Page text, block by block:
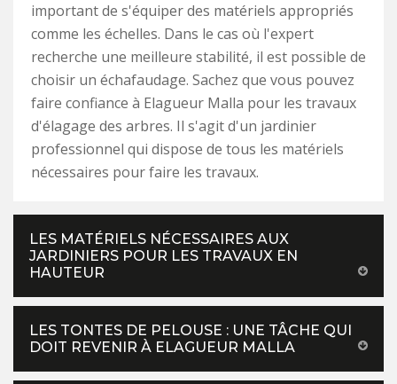
important de s'équiper des matériels appropriés
comme les échelles. Dans le cas où l'expert
recherche une meilleure stabilité, il est possible de
choisir un échafaudage. Sachez que vous pouvez
faire confiance à Elagueur Malla pour les travaux
d'élagage des arbres. Il s'agit d'un jardinier
professionnel qui dispose de tous les matériels
nécessaires pour faire les travaux.
LES MATÉRIELS NÉCESSAIRES AUX
JARDINIERS POUR LES TRAVAUX EN
HAUTEUR
LES TONTES DE PELOUSE : UNE TÂCHE QUI
DOIT REVENIR À ELAGUEUR MALLA